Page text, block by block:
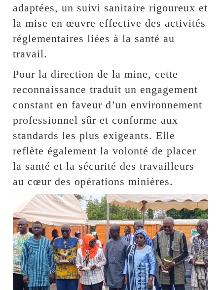
adaptées, un suivi sanitaire rigoureux et
la mise en œuvre effective des activités
réglementaires liées à la santé au
travail.
Pour la direction de la mine, cette
reconnaissance traduit un engagement
constant en faveur d’un environnement
professionnel sûr et conforme aux
standards les plus exigeants. Elle
reflète également la volonté de placer
la santé et la sécurité des travailleurs
au cœur des opérations minières.